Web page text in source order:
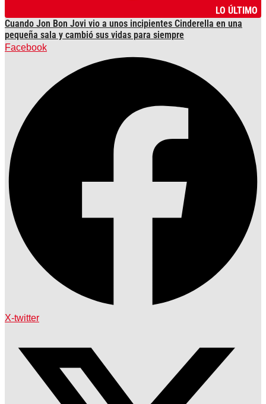
LO ÚLTIMO
Cuando Jon Bon Jovi vio a unos incipientes Cinderella en una
pequeña sala y cambió sus vidas para siempre
Facebook
X-twitter